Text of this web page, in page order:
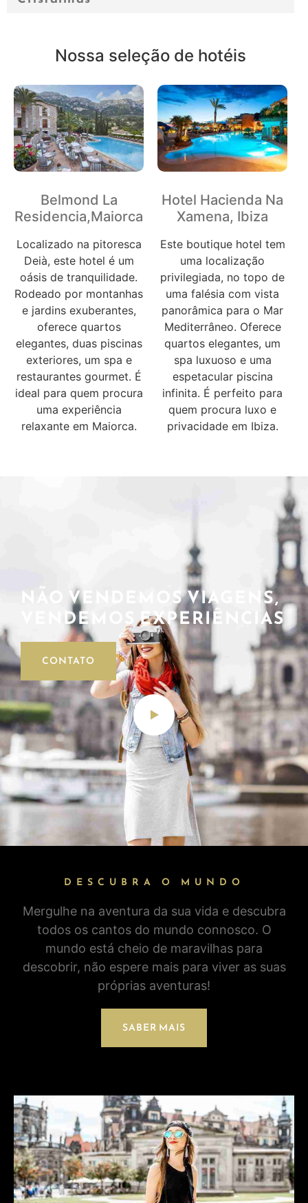
Nossa seleção de hotéis
Belmond La
Residencia,Maiorca
Localizado na pitoresca
Deià, este hotel é um
oásis de tranquilidade.
Rodeado por montanhas
e jardins exuberantes,
oferece quartos
elegantes, duas piscinas
exteriores, um spa e
restaurantes gourmet. É
ideal para quem procura
uma experiência
relaxante em Maiorca.
Hotel Hacienda Na
Xamena, Ibiza
Este boutique hotel tem
uma localização
privilegiada, no topo de
uma falésia com vista
panorâmica para o Mar
Mediterrâneo. Oferece
quartos elegantes, um
spa luxuoso e uma
espetacular piscina
infinita. É perfeito para
quem procura luxo e
privacidade em Ibiza.
NÃO VENDEMOS VIAGENS,
VENDEMOS EXPERIÊNCIAS
CONTATO
DESCUBRA O MUNDO
Mergulhe na aventura da sua vida e descubra
todos os cantos do mundo connosco. O
mundo está cheio de maravilhas para
descobrir, não espere mais para viver as suas
próprias aventuras!
SABER MAIS